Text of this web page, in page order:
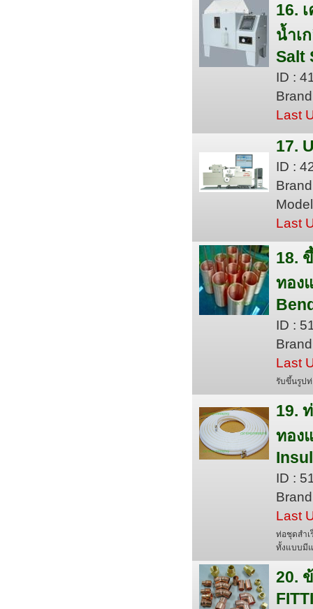
16.
น้ำเ
Salt
ID :
Last
17.
ID :
Last
18.
ทอง
ID :
Last
รับขึ้นรูป
19.
ทอง
ID :
Last
ท่อชุดสำเ
ทั้งแบบมี
20.